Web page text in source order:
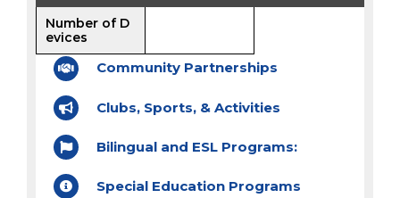
Number of D
evices
Community Partnerships
Clubs, Sports, & Activities
Bilingual and ESL Programs:
Special Education Programs